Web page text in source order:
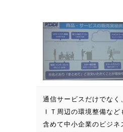
通信サービスだけでなく
ＩＴ周辺の環境整備など
含めて中小企業のビジネ